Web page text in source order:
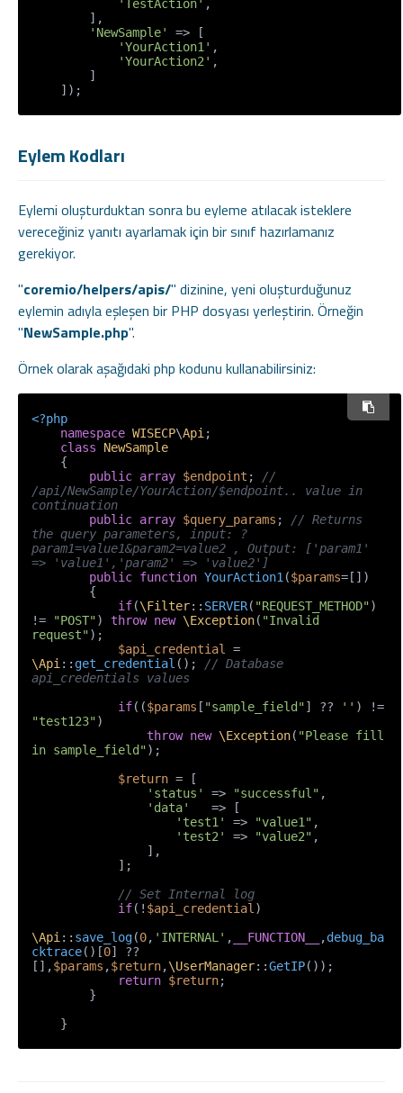
'TestAction' ,
'NewSample'
=> [
'YourAction1' ,
'YourAction2' ,
Eylem Kodları
Eylemi oluşturduktan sonra bu eyleme atılacak isteklere
vereceğiniz yanıtı ayarlamak için bir sınıf hazırlamanız
gerekiyor.
"coremio/helpers/apis/" dizinine, yeni oluşturduğunuz
eylemin adıyla eşleşen bir PHP dosyası yerleştirin. Örneğin
"NewSample.php".
Örnek olarak aşağıdaki php kodunu kullanabilirsiniz:
<?php
namespace WISECP\Api ;
class
NewSample
{
public array $endpoint ;
//
/api/NewSample/YourAction/$endpoint.. value in
continuation
public array $query_params ;
// Returns
the query parameters, input: ?
param1=value1&param2=value2 , Output: ['param1'
=> 'value1','param2' => 'value2']
public function YourAction1 ($params=[] )
{
if(\Filter:: SERVER( "REQUEST_METHOD")
!=
"POST") throw new \Exception( "Invalid
request");
$api_credential
\Api ::get_credential ();
// Database
api_credentials values
if(($params [ "sample_field"] ?? ''
"test123")
throw new \Exception( "Please fill
in sample_field");
$return = [
'status'
=> "successful" ,
'data'
   => [
'test1'
=> "value1" ,
'test2'
=> "value2" ,
// Set Internal log
if(! $api_credential )
\Api :: save_log(0, 'INTERNAL' , __FUNCTION__ ,debug_ba
cktrace()[0] ??
[],$params ,$return,\UserManager::GetIP());
return $return;
    }